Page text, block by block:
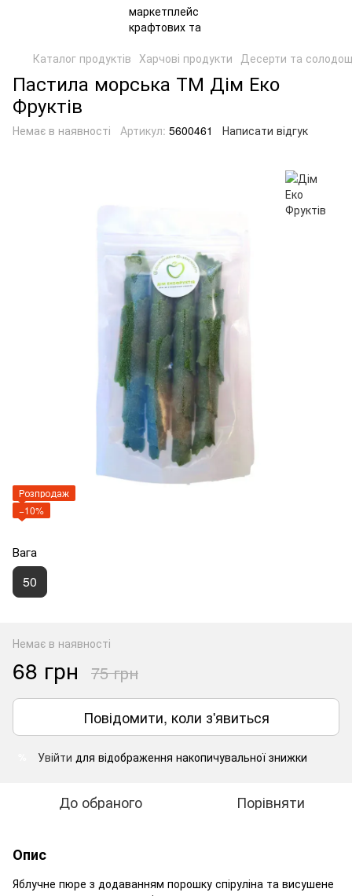
Каталог продуктів Харчові продукти Десерти та
Пастила морська ТМ Дім Еко
Фруктів
Немає в наявності Артикул: 5600461 Написати відгук
Розпродаж
−10%
Вага
50
Немає в наявності
68 грн 75 грн
Повідомити, коли з'явиться
Увійти для відображення накопичувальної знижки
До обраного Порівняти
Опис
Яблучне пюре з додаванням порошку спіруліна та висушене